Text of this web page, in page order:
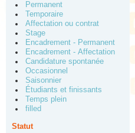
Permanent
Temporaire
Affectation ou contrat
Stage
Encadrement - Permanent
Encadrement - Affectation
Candidature spontanée
Occasionnel
Saisonnier
Étudiants et finissants
Temps plein
filled
Statut